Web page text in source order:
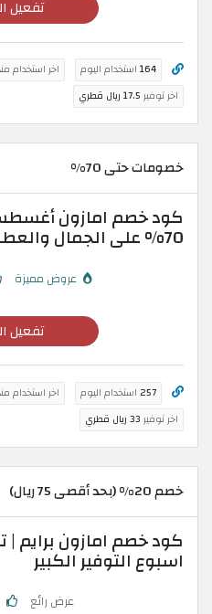
تفعيل
164 استخدام اليوم اخر استخدام
اخر توفير 17.5 ريال قطري
خصومات حتى 70%
كود خصم امازون
70% على الجمال والعطور
عروض مميزة
تفعيل
257 استخدام اليوم اخر استخدام
اخر توفير 33 ريال قطري
خصم 20% (بحد أقصى 75 ريال)
اسبوع التوفير الكبير
عرض رائع